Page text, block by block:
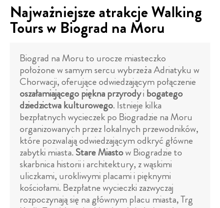
Najważniejsze atrakcje Walking
Tours w Biograd na Moru
Biograd na Moru to urocze miasteczko
położone w samym sercu wybrzeża Adriatyku w
Chorwacji, oferujące odwiedzającym połączenie
oszałamiającego piękna przyrodyi bogatego
dziedzictwa kulturowego. Istnieje kilka
bezpłatnych wycieczek po Biogradzie na Moru
organizowanych przez lokalnych przewodników,
które pozwalają odwiedzającym odkryć główne
zabytki miasta.Stare Miastow Biogradzie to
skarbnica historii i architektury, z wąskimi
uliczkami, urokliwymi placami i pięknymi
kościołami. Bezpłatne wycieczki zazwyczaj
rozpoczynają się na głównym placu miasta, Trg